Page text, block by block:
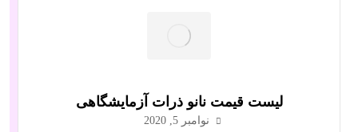
لیست قیمت نانو ذرات آزمایشگاهی
نوامبر 5, 2020